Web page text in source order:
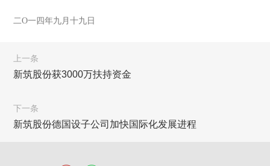
二O一四年九月十九日
上一条
新筑股份获3000万扶持资金
下一条
新筑股份德国设子公司加快国际化发展进程